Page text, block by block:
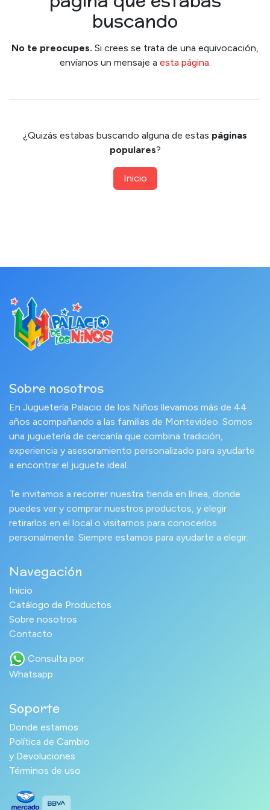
buscando
No te preocupes. Si crees se trata de una equivocación,
envíanos un mensaje a esta página.
¿Quizás estabas buscando alguna de estas páginas
populares?
Inicio
Sobre nosotros
En Juguetería Palacio de los Niños llevamos más de 44
años acompañando a las familias de Montevideo. Somos
una juguetería de cercanía que combina tradición,
experiencia y asesoramiento personalizado para ayudarte
a encontrar el juguete ideal.
Te invitamos a recorrer nuestra tienda en línea, donde
puedes ver y comprar nuestros productos, y elegir
retirarlos en el local o visitarnos para conocerlos
personalmente. Siempre estamos para ayudarte a elegir.
Navegación
Inicio
Catálogo de Productos
Sobre nosotros
Contacto
Consulta por
Whatsapp
Soporte
Donde estamos
Política de Cambio
y Devoluciones
Términos de uso